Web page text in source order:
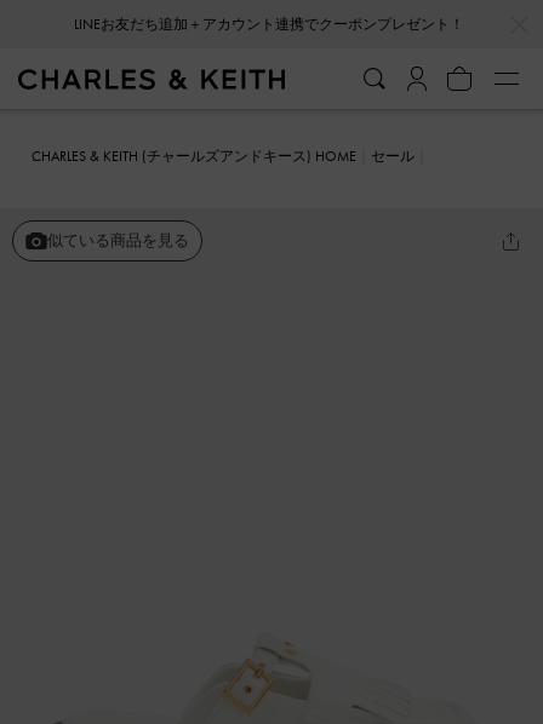
LINEお友だち追加＋アカウント連携でクーポンプレゼント！
CHARLES & KEITH (チャールズアンドキース) HOME
セール
似ている商品を見る